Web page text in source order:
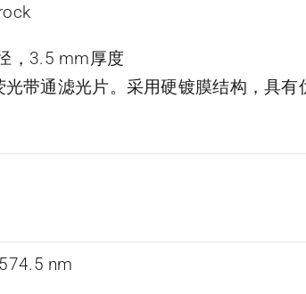
，3.5 mm厚度
带通滤光片。采用硬镀膜结构，具有
nm